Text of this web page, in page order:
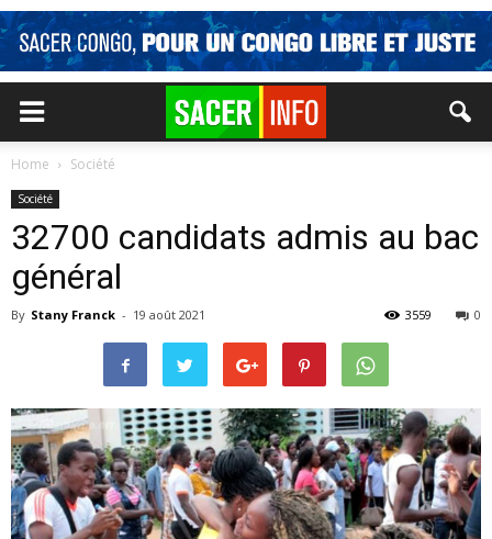
Home Société
Société
32700 candidats admis au bac
général
By Stany Franck - 19 août 2021 0
3559